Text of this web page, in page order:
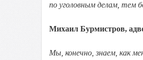
по уголовным делам, тем
Михаил Бурмистров,
Мы, конечно, знаем, как